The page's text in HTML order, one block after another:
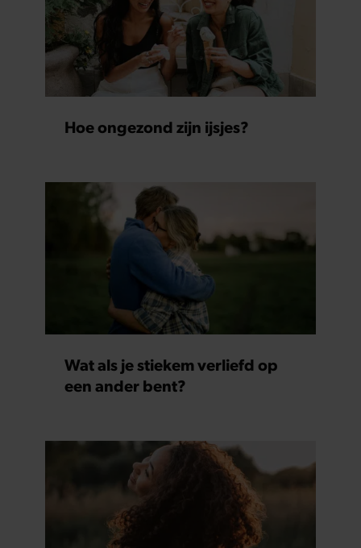
Hoe ongezond zijn ijsjes?
Wat als je stiekem verliefd op
een ander bent?